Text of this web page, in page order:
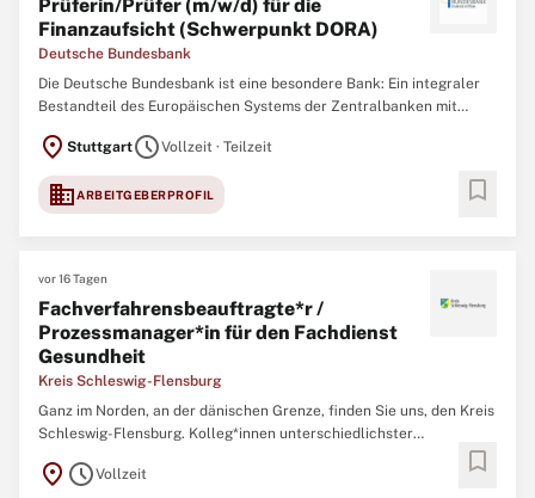
Prüferin/Prüfer (m/w/d) für die
Finanzaufsicht (Schwerpunkt DORA)
Deutsche Bundesbank
Die Deutsche Bundesbank ist eine besondere Bank: Ein integraler
Bestandteil des Europäischen Systems der Zentralbanken mit
Geldpolitik und im Zahlungsverkehr in Deutschland. Allem voran
jedoch sind wir ein starkes Team
location_on StuttgartscheduleVollzeit · Teilzeit
domainARBEITGEBERPROFIL bookmark
vor 16 Tagen
Fachverfahrensbeauftragte*r /
Prozessmanager*in für den Fachdienst
Gesundheit
Kreis Schleswig-Flensburg
Ganz im Norden, an der dänischen Grenze, finden Sie uns, den Kreis
Schleswig-Flensburg. Kolleg*innen unterschiedlichster
Kreis. Werden Sie Teil unseres Teams und gestalten Sie Ihre
location_on scheduleVollzeit bookmark